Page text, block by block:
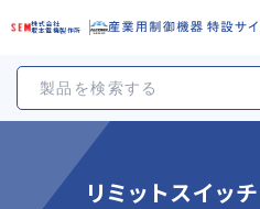
株式会社
坂本電機製作所
リミットスイッ